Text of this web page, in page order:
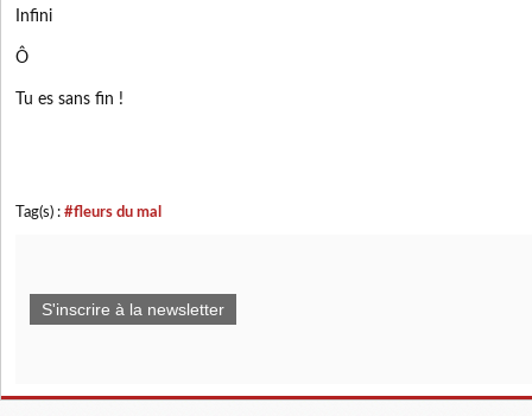
Infini
Ô
Tu es sans fin !
Tag(s) : #fleurs du mal
S'inscrire à la newsletter